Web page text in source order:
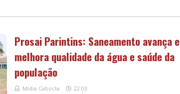
Prosai Parintins: Saneamento avança e
melhora qualidade da água e saúde da
população
Mídia Cabocla 22:03